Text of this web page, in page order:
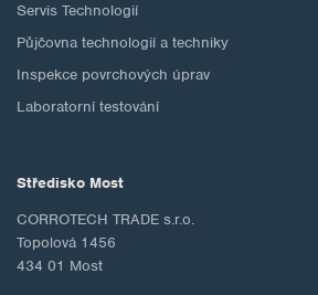
Servis Technologií
Půjčovna technologií a techniky
Inspekce povrchových úprav
Laboratorní testování
Středisko Most
CORROTECH TRADE s.r.o.
Topolová 1456
434 01 Most